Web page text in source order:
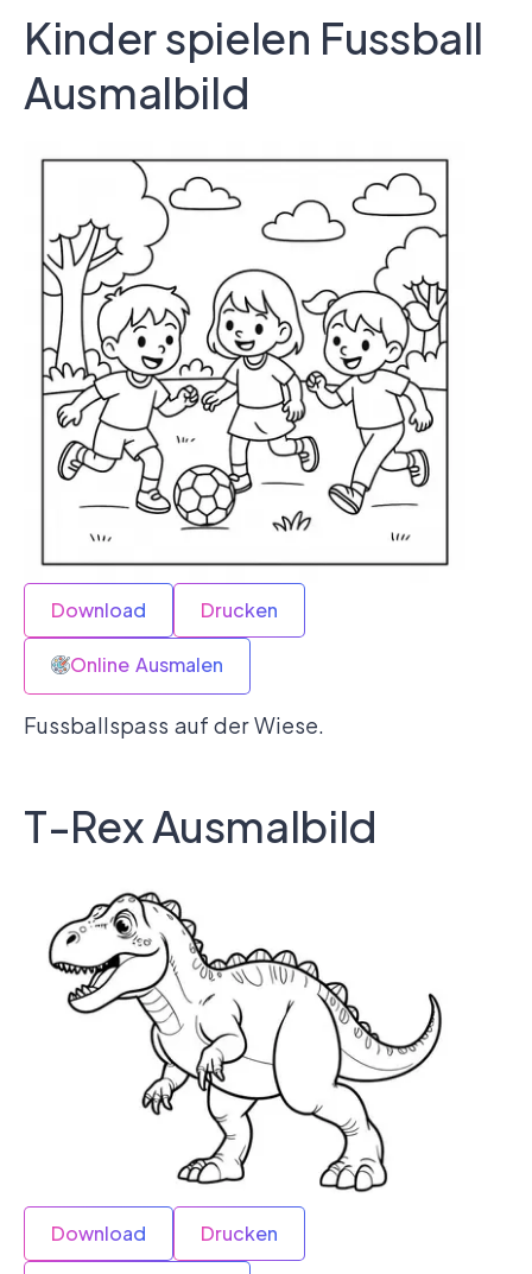
Kinder spielen Fussball
Ausmalbild
Download Drucken
Online Ausmalen
Fussballspass auf der Wiese.
T-Rex Ausmalbild
Download Drucken